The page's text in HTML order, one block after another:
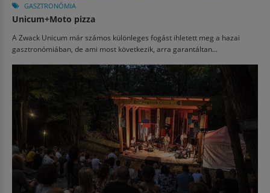
GASZTRONÓMIA
Unicum+Moto pizza
A Zwack Unicum már számos különleges fogást ihletett meg a hazai
gasztronómiában, de ami most következik, arra garantáltan...